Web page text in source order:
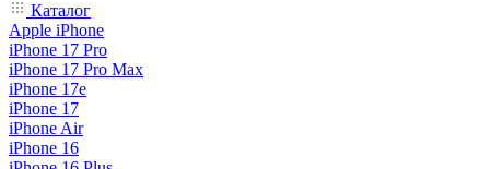
Каталог
Apple iPhone
iPhone 17 Pro
iPhone 17 Pro Max
iPhone 17e
iPhone 17
iPhone Air
iPhone 16